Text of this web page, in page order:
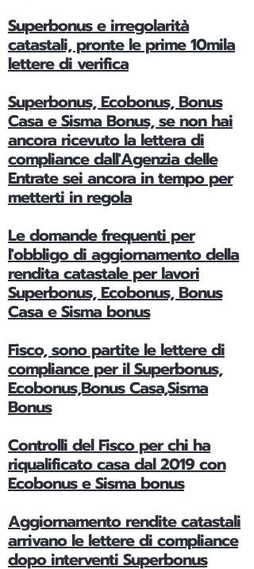
Superbonus e irregolarità
catastali, pronte le prime 10mila
lettere di verifica
Superbonus, Ecobonus, Bonus
Casa e Sisma Bonus, se non hai
ancora ricevuto la lettera di
compliance dall'Agenzia delle
Entrate sei ancora in tempo per
metterti in regola
Le domande frequenti per
l'obbligo di aggiornamento della
rendita catastale per lavori
Superbonus, Ecobonus, Bonus
Casa e Sisma bonus
Fisco, sono partite le lettere di
compliance per il Superbonus,
Ecobonus,Bonus Casa,Sisma
Bonus
Controlli del Fisco per chi ha
riqualificato casa dal 2019 con
Ecobonus e Sisma bonus
Aggiornamento rendite catastali
arrivano le lettere di compliance
dopo interventi Superbonus